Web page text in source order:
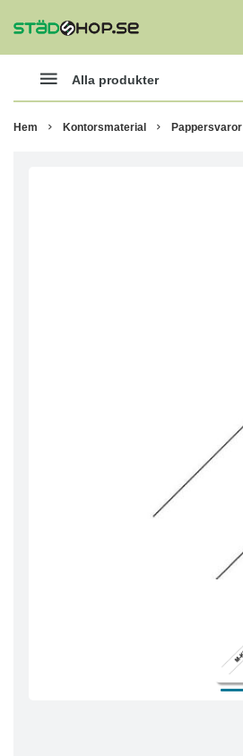
Alla produkter
Hem Kontorsmaterial Pappersvaror